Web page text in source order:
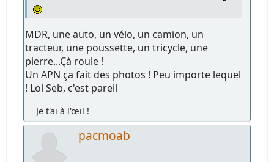
MDR, une auto, un vélo, un camion, un
tracteur, une poussette, un tricycle, une
pierre...Çà roule !
Un APN ça fait des photos ! Peu importe lequel
! Lol Seb, c'est pareil
Je t'ai à l'œil !
pacmoab